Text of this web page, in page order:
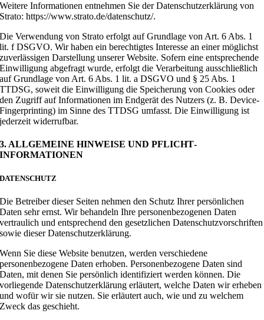
Weitere Informationen entnehmen Sie der Datenschutzerklärung von
Strato: https://www.strato.de/datenschutz/.
Die Verwendung von Strato erfolgt auf Grundlage von Art. 6 Abs. 1
lit. f DSGVO. Wir haben ein berechtigtes Interesse an einer möglichst
zuverlässigen Darstellung unserer Website. Sofern eine entsprechende
Einwilligung abgefragt wurde, erfolgt die Verarbeitung ausschließlich
auf Grundlage von Art. 6 Abs. 1 lit. a DSGVO und § 25 Abs. 1
TTDSG, soweit die Einwilligung die Speicherung von Cookies oder
den Zugriff auf Informationen im Endgerät des Nutzers (z. B. Device-
Fingerprinting) im Sinne des TTDSG umfasst. Die Einwilligung ist
jederzeit widerrufbar.
3. ALLGEMEINE HINWEISE UND PFLICHT­
INFORMATIONEN
DATENSCHUTZ
Die Betreiber dieser Seiten nehmen den Schutz Ihrer persönlichen
Daten sehr ernst. Wir behandeln Ihre personenbezogenen Daten
vertraulich und entsprechend den gesetzlichen Datenschutzvorschriften
sowie dieser Datenschutzerklärung.
Wenn Sie diese Website benutzen, werden verschiedene
personenbezogene Daten erhoben. Personenbezogene Daten sind
Daten, mit denen Sie persönlich identifiziert werden können. Die
vorliegende Datenschutzerklärung erläutert, welche Daten wir erheben
und wofür wir sie nutzen. Sie erläutert auch, wie und zu welchem
Zweck das geschieht.